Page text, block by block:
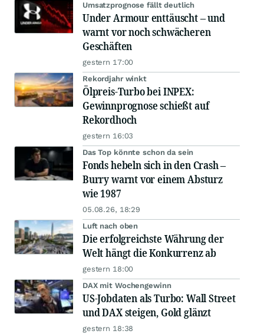
Umsatzprognose fällt deutlich
Under Armour enttäuscht – und
warnt vor noch schwächeren
Geschäften
gestern 17:00
Rekordjahr winkt
Ölpreis-Turbo bei INPEX:
Gewinnprognose schießt auf
Rekordhoch
gestern 16:03
Das Top könnte schon da sein
Fonds hebeln sich in den Crash –
Burry warnt vor einem Absturz
wie 1987
05.08.26, 18:29
Luft nach oben
Die erfolgreichste Währung der
Welt hängt die Konkurrenz ab
gestern 18:00
DAX mit Wochengewinn
US-Jobdaten als Turbo: Wall Street
und DAX steigen, Gold glänzt
gestern 18:38